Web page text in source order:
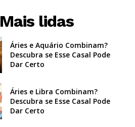
Mais lidas
Áries e Aquário Combinam?
Descubra se Esse Casal Pode
Dar Certo
Áries e Libra Combinam?
Descubra se Esse Casal Pode
Dar Certo